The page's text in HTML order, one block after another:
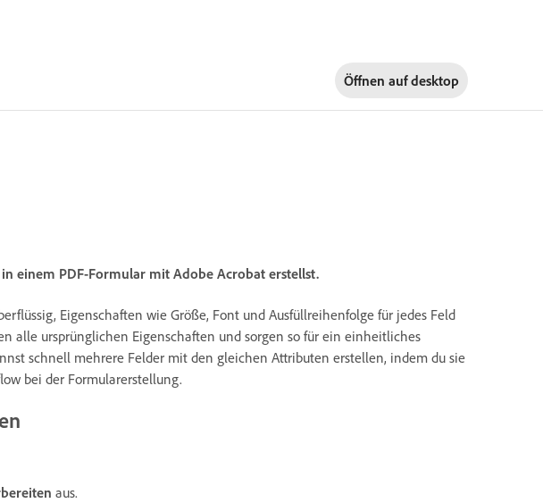
Öffnen aufdesktop
einem PDF-Formular mit Adobe Acrobat erstellst.
Eigenschaften wie Größe, Font und Ausfüllreihenfolge für jedes Feld
alle ursprünglichen Eigenschaften und sorgen so für ein einheitliches
schnell mehrere Felder mit den gleichen Attributen erstellen, indem du sie
bei der Formularerstellung.
aus.